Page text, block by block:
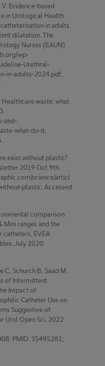
Evidence-based
in Urological Health
in adults
dilatation. The
Nurses (EAUN)
wp-
Urethral-
in-adults-2024.pdf.
waste: what
and-
what-do-it.
exist without plastic?
2019 Oct 9th.
science/articl
plastic. Accessed
comparison
Mini ranges and the
EVEA
July 2020.
Schurch B, Saad M.
of Intermittent
Impact of
Catheter Use on
Suggestive of
Urol Open Sci. 2022
PMID: 35495281;